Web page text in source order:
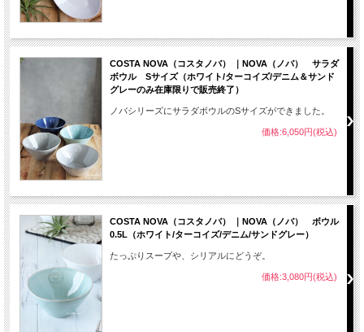
COSTA NOVA（コスタノバ） ｜NOVA（ノバ） サラダ
ボウル Sサイズ（ホワイト/ターコイズ/デニム＆サンド
グレーのみ在庫限りで販売終了）
ノバシリーズにサラダボウルのSサイズができました。
価格:6,050円(税込)
COSTA NOVA（コスタノバ） ｜NOVA（ノバ） ボウル
0.5L（ホワイト/ターコイズ/デニム/サンドグレー）
たっぷりスープや、シリアルにどうぞ。
価格:3,080円(税込)